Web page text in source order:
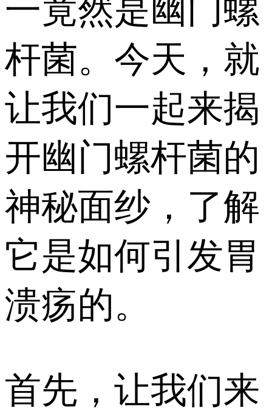
一竟然是幽门螺
杆菌。今天，就
让我们一起来揭
开幽门螺杆菌的
神秘面纱，了解
它是如何引发胃
溃疡的。
首先，让我们来